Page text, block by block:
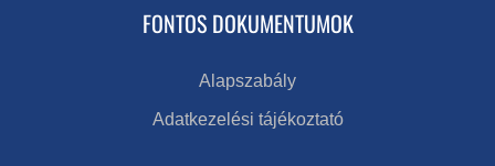
FONTOS DOKUMENTUMOK
Alapszabály
Adatkezelési tájékoztató